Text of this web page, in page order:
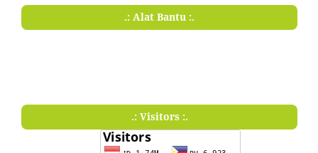
.: Alat Bantu :.
.: Visitors :.